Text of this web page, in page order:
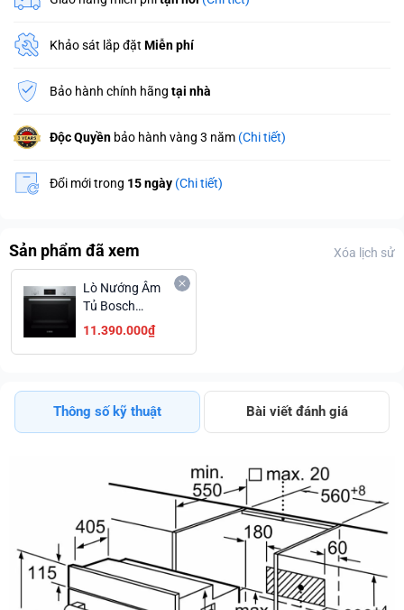
Khảo sát lắp đặt Miễn phí
Bảo hành chính hãng tại nhà
Độc Quyền bảo hành vàng 3 năm (Chi tiết)
Đổi mới trong 15 ngày (Chi tiết)
Sản phẩm đã xem Xóa lịch sử
Lò Nướng Âm
Tủ Bosch
HBF133BS0A
Xuất Xứ Châu
11.390.000₫
Thông số kỹ thuật Bài viết đánh giá